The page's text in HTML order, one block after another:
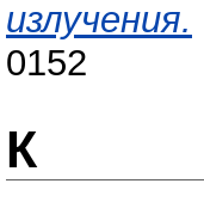
излучения.
0152
К